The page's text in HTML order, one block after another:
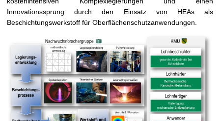
Innovationssprung durch den Einsatz von HEAs als
Beschichtungswerkstoff für Oberflächenschutzanwendungen.